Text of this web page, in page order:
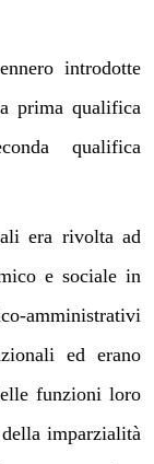
introdotte
prima qualifica
qualifica
era rivolta ad
e sociale in
ed erano
funzioni loro
imparzialità